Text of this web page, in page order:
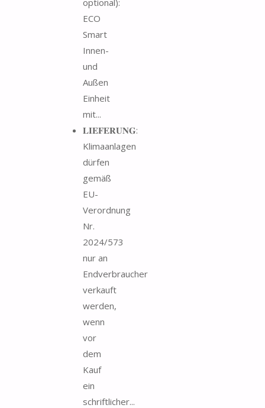
ECO
Smart
Innen-
und
Außen
Einheit
mit...
𝐋𝐈𝐄𝐅𝐄𝐑𝐔𝐍𝐆:
Klimaanlagen
dürfen
gemäß
EU-
Verordnung
Nr.
2024/573
nur an
Endverbraucher
verkauft
werden,
wenn
vor
dem
Kauf
ein
schriftlicher...